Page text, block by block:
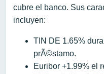
cubre el banco. Sus
incluyen:
TIN DE 1.65%
prÃ©stamo.
Euribor +1.99% el